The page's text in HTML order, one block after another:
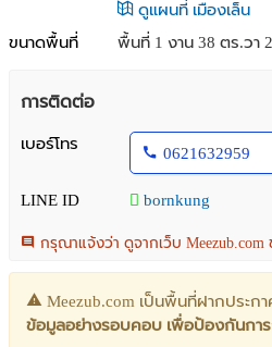
ดูแผนที่ เมืองเล็น
ขนาดพื้นที่
พื้นที่ 1 งาน 38 ตร.วา
การติดต่อ
เบอร์โทร
0621632959
LINE ID bornkung
กรุณาแจ้งว่า ดูจากเว็บ
Meezub.com เป็นพื้นที่ฝากประกา
ข้อมูลอย่างรอบคอบ เพื่อป้องกันกา